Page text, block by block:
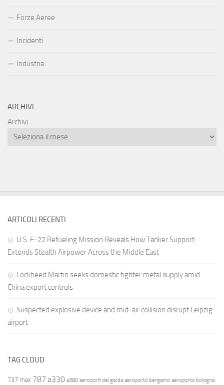
Forze Aeree
Incidenti
Industria
ARCHIVI
Archivi
ARTICOLI RECENTI
U.S. F-22 Refueling Mission Reveals How Tanker Support
Extends Stealth Airpower Across the Middle East
Lockheed Martin seeks domestic fighter metal supply amid
China export controls
Suspected explosive device and mid-air collision disrupt Leipzig
airport
TAG CLOUD
737 max 787 a330 a380 aeroporti del garda aeroporto bergamo aeroporto bologna